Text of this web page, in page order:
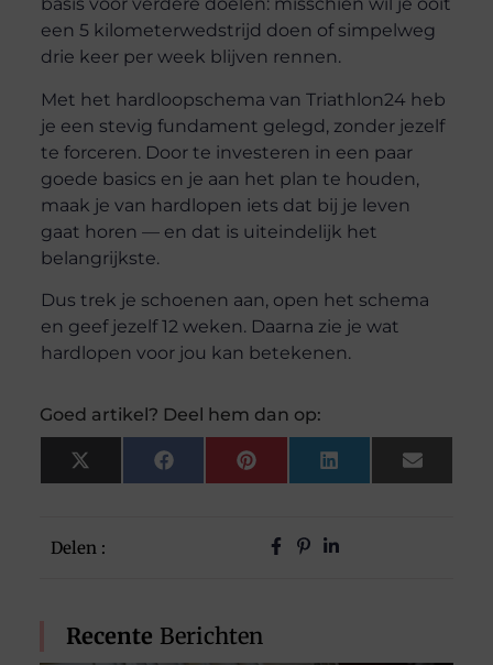
Delen :
Recente Berichten
een 5 kilometerwedstrijd doen of simpelweg
drie keer per week blijven rennen.
Met het hardloopschema van Triathlon24 heb
je een stevig fundament gelegd, zonder jezelf
te forceren. Door te investeren in een paar
goede basics en je aan het plan te houden,
maak je van hardlopen iets dat bij je leven
gaat horen — en dat is uiteindelijk het
belangrijkste.
Dus trek je schoenen aan, open het schema
en geef jezelf 12 weken. Daarna zie je wat
hardlopen voor jou kan betekenen.
Goed artikel? Deel hem dan op:
X
(Twitter)
FacebookPinterestLinkedInEmail